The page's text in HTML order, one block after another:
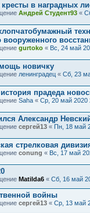
кресты в наградных
Андрей Студент93 «
вооруженного
gurtoko « Вс, 24 май
новичку
ленинградец « Сб, 23
прадеда
Saha « Ср, 20 май 2020
Александр
сергей13 « Пн, 18 май
стрелковая
conung « Вс, 17 май
Matilda6 « Сб, 16 май
войны
сергей13 « Ср, 13 май